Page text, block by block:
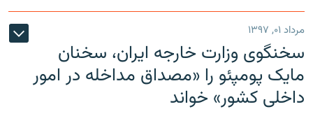
مرداد ۰۱, ۱۳۹۷
سخنگوی وزارت خارجه ایران، سخنان
مایک پومپئو را «مصداق مداخله در امور
داخلی کشور» خواند